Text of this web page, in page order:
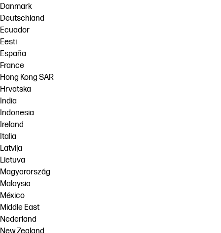
Danmark
Deutschland
Ecuador
Eesti
España
France
Hong Kong SAR
Hrvatska
India
Indonesia
Ireland
Italia
Latvija
Lietuva
Magyarország
Malaysia
México
Middle East
Nederland